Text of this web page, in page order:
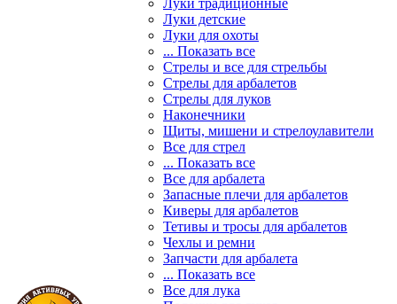
Луки традиционные
Луки детские
Луки для охоты
... Показать все
Стрелы и все для стрельбы
Стрелы для арбалетов
Стрелы для луков
Наконечники
Щиты, мишени и стрелоулавители
Все для стрел
... Показать все
Все для арбалета
Запасные плечи для арбалетов
Киверы для арбалетов
Тетивы и тросы для арбалетов
Чехлы и ремни
Запчасти для арбалета
... Показать все
Все для лука